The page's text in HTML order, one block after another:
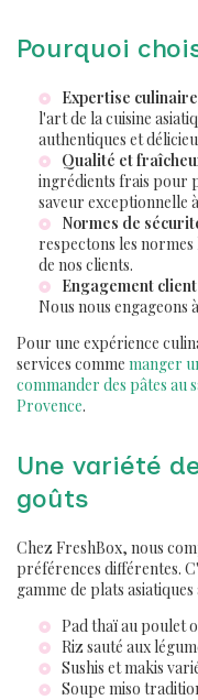
Pourquoi
Expertise culinaire
l'art de la cuisine
authentiques et
Qualité et
ingrédients frais pour
saveur exceptionnelle
Normes de
respectons les
de nos clients.
Engagement client
Nous nous engageons
Pour une expérience
services comme manger
commander des pâtes au
Provence.
Une variété
goûts
Chez FreshBox, nous
préférences différentes.
gamme de plats
Pad thaï au poulet
Riz sauté aux
Sushis et makis
Soupe miso